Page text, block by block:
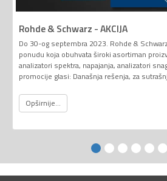
Rohde & Schwarz - AKCIJA
Do 30-og septembra 2023. Rohde &
ponudu koja obuhvata široki asortiman
analizatori spektra, napajanja, analizatori
promocije glasi: Današnja rešenja, za
Opširnije...